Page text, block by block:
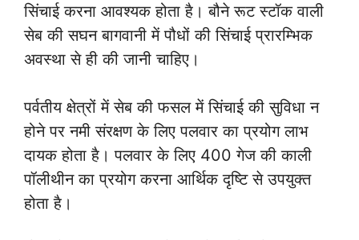
सिंचाई करना आवश्यक होता है। बौने रूट स्टॉक वाली
सेब की सघन बागवानी में पौधों की सिंचाई प्रारम्भिक
अवस्था से ही की जानी चाहिए।
पर्वतीय क्षेत्रों में सेब की फसल में सिंचाई की सुविधा न
होने पर नमी संरक्षण के लिए पलवार का प्रयोग लाभ
दायक होता है। पलवार के लिए 400 गेज की काली
पॉलीथीन का प्रयोग करना आर्थिक दृष्टि से उपयुक्त
होता है।